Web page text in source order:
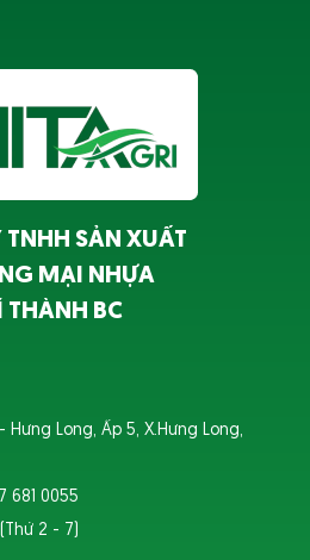
TNHH SẢN XUẤT
MẠI NHỰA
THÀNH BC
Long, Ấp 5, X.Hưng Long,
681 0055
2 - 7)